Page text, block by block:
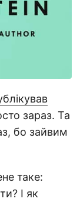
зараз. Та
бо зайвим
таке:
І як